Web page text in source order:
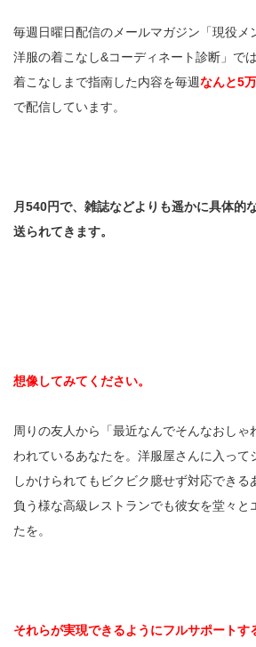
毎週日曜日配信のメールマガジン「現役メ
洋服の着こなし&コーディネート診断」で
着こなしまで指南した内容を毎週なんと5
で配信しています。
月540円で、雑誌などよりも遥かに具体的
送られてきます。
想像してみてください。
周りの友人から「最近なんでそんなおしゃ
われているあなたを。洋服屋さんに入って
しかけられてもビクビク臆せず対応できる
負う様な高級レストランでも彼女を堂々と
たを。
それらが実現できるようにフルサポートす